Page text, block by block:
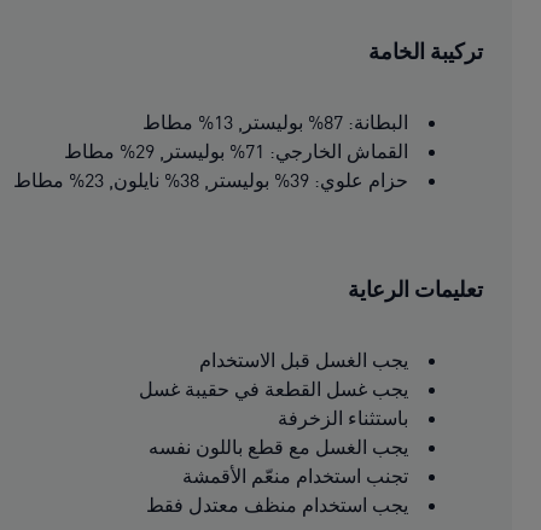
تركيبة الخامة
البطانة: 87% بوليستر, 13% مطاط
القماش الخارجي: 71% بوليستر, 29% مطاط
حزام علوي: 39% بوليستر, 38% نايلون, 23% مطاط
تعليمات الرعاية
يجب الغسل قبل الاستخدام
يجب غسل القطعة في حقيبة غسل
باستثناء الزخرفة
يجب الغسل مع قطع باللون نفسه
تجنب استخدام منعّم الأقمشة
يجب استخدام منظف معتدل فقط